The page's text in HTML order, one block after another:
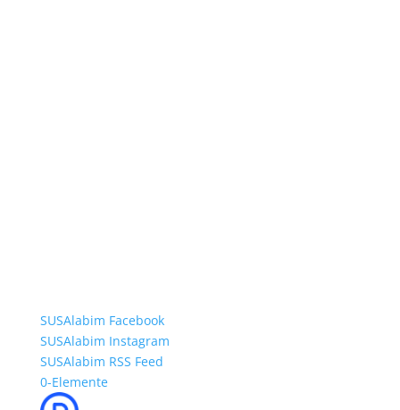
SUSAlabim Facebook
SUSAlabim Instagram
SUSAlabim RSS Feed
0-Elemente